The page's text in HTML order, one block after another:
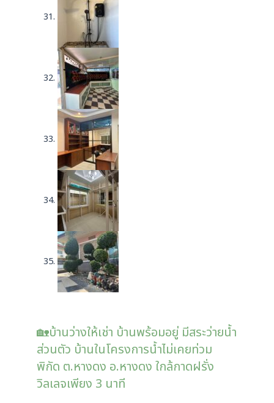
🏡บ้านว่างให้เช่า บ้านพร้อมอยู่ มีสระว่ายน้ำ
ส่วนตัว บ้านในโครงการน้ำไม่เคยท่วม
พิกัด ต.หางดง อ.หางดง ใกล้กาดฝรั่ง
วิลเลจเพียง 3 นาที